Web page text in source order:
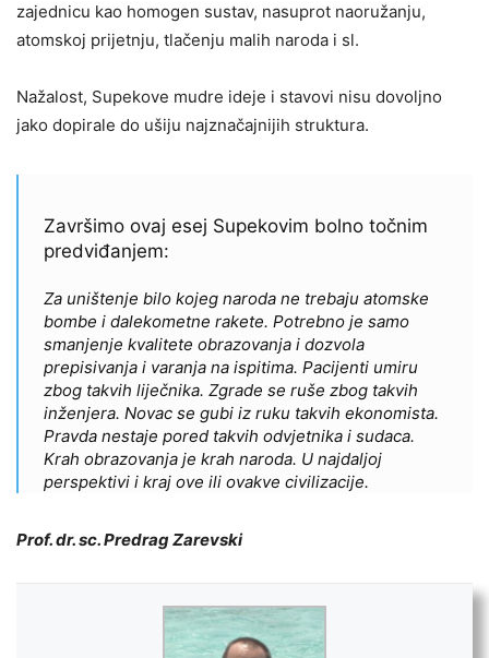
zajednicu kao homogen sustav, nasuprot naoružanju,
atomskoj prijetnju, tlačenju malih naroda i sl.
Nažalost, Supekove mudre ideje i stavovi nisu dovoljno
jako dopirale do ušiju najznačajnijih struktura.
Završimo ovaj esej Supekovim bolno točnim
predviđanjem:
Za uništenje bilo kojeg naroda ne trebaju atomske
bombe i dalekometne rakete. Potrebno je samo
smanjenje kvalitete obrazovanja i dozvola
prepisivanja i varanja na ispitima. Pacijenti umiru
zbog takvih liječnika. Zgrade se ruše zbog takvih
inženjera. Novac se gubi iz ruku takvih ekonomista.
Pravda nestaje pored takvih odvjetnika i sudaca.
Krah obrazovanja je krah naroda. U najdaljoj
perspektivi i kraj ove ili ovakve civilizacije.
Prof. dr. sc. Predrag Zarevski